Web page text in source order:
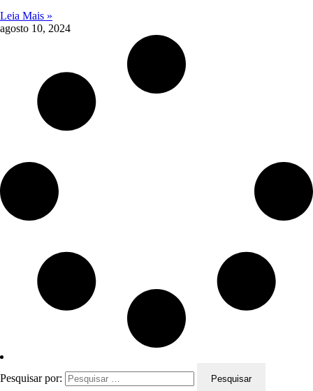
Leia Mais »
agosto 10, 2024
Pesquisar por: